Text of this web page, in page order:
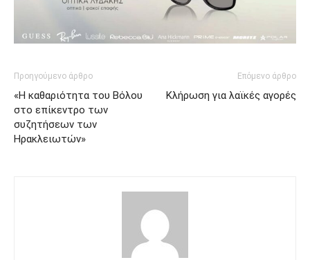
Προηγούμενο άρθρο
«Η καθαριότητα του Βόλου
στο επίκεντρο των
συζητήσεων των
Ηρακλειωτών»
Επόμενο άρθρο
Κλήρωση για λαϊκές αγορές